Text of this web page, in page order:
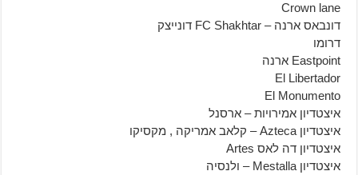
Crown lane
דונבאס ארנה – FC Shakhtar דונייצק
דרומו
Eastpoint ארנה
El Libertador
El Monumento
איצטדיון אמירויות – ארסנל
איצטדיון Azteca – קלאב אמריקה , מקסיקו
איצטדיון דה לאס Artes
איצטדיון Mestalla – ולנסיה